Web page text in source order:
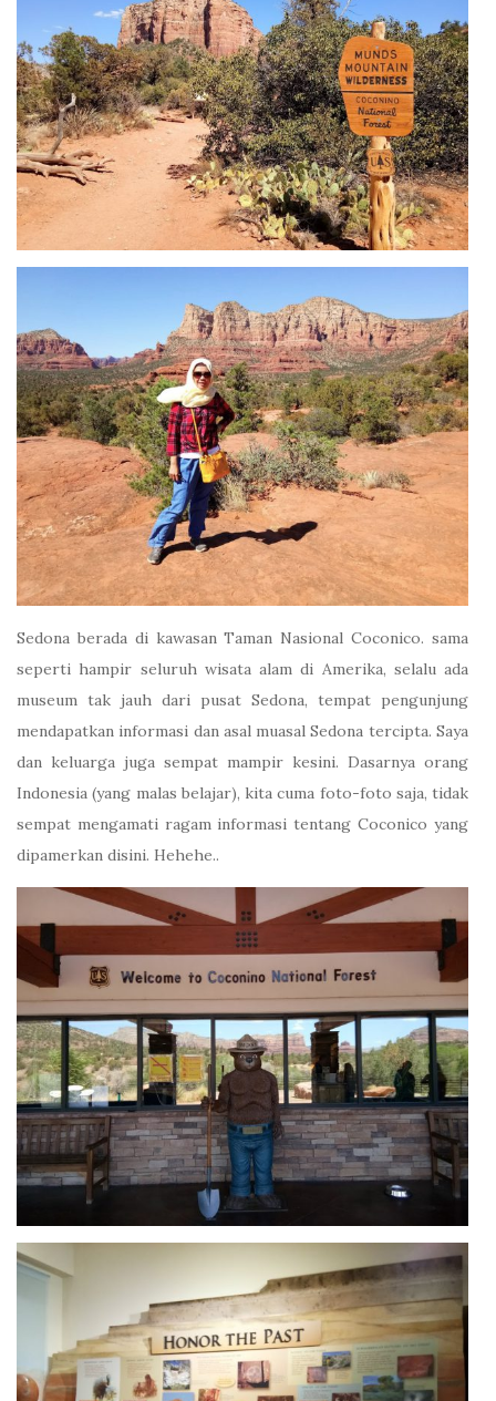
Sedona berada di kawasan Taman Nasional Coconico. sama
seperti hampir seluruh wisata alam di Amerika, selalu ada
museum tak jauh dari pusat Sedona, tempat pengunjung
mendapatkan informasi dan asal muasal Sedona tercipta. Saya
dan keluarga juga sempat mampir kesini. Dasarnya orang
Indonesia (yang malas belajar), kita cuma foto-foto saja, tidak
sempat mengamati ragam informasi tentang Coconico yang
dipamerkan disini. Hehehe..